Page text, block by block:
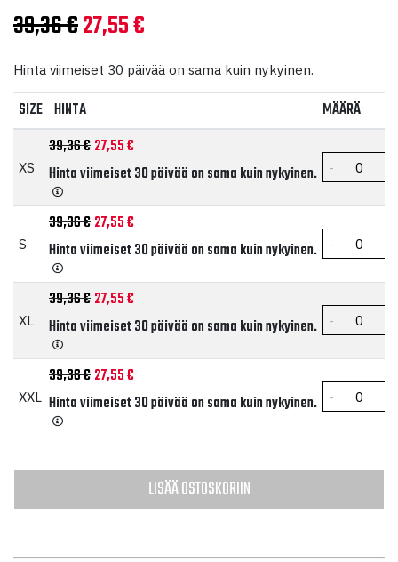
39,36€Alkuperäinen
hinta
oli:
39,36 €.
27,55€
hinta
on:
Hinta viimeiset 30 päivää on sama kuin nykyinen.
SIZE HINTA MÄÄRÄ
XS
39,36€Alkuperäinen hinta oli: 39,36 €.
27,55€Nykyinen hinta on: 27,55 €.
Hinta viimeiset 30 päivää on sama kuin nykyinen.
S
39,36€Alkuperäinen hinta oli: 39,36 €.
27,55€Nykyinen hinta on: 27,55 €.
Hinta viimeiset 30 päivää on sama kuin nykyinen.
XL
39,36€Alkuperäinen hinta oli: 39,36 €.
27,55€Nykyinen hinta on: 27,55 €.
Hinta viimeiset 30 päivää on sama kuin nykyinen.
XXL
39,36€Alkuperäinen hinta oli: 39,36 €.
27,55€Nykyinen hinta on: 27,55 €.
Hinta viimeiset 30 päivää on sama kuin nykyinen.
LISÄÄ OSTOSKORIIN